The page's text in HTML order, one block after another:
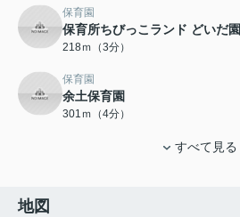
保育園
保育所ちびっこランド どいだ園
218ｍ（3分）
保育園
余土保育園
301ｍ（4分）
すべて見る
地図